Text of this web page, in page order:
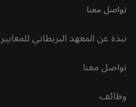
تواصل معنا
نبذة عن المعهد البريطاني للمعايير
تواصل معنا
وظائف